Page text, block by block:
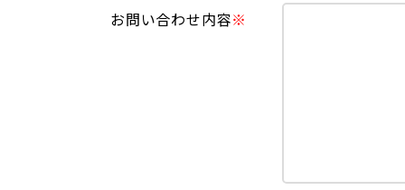
お問い合わせ内容